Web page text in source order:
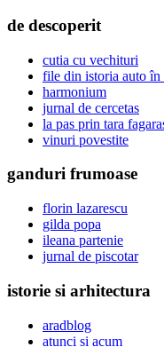
de descoperit
cutia cu vechituri
file din istoria auto în
harmonium
jurnal de cercetas
la pas prin tara
vinuri povestite
ganduri frumoase
florin lazarescu
gilda popa
ileana partenie
jurnal de piscotar
istorie si arhitectura
aradblog
atunci si acum